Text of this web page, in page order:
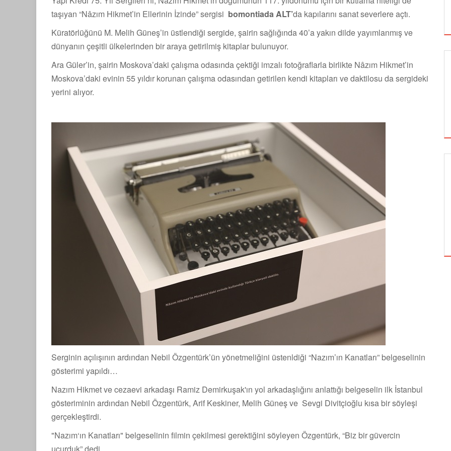
taşıyan “Nâzım Hikmet’in Ellerinin İzinde” sergisi bomontiada ALT’da kapılarını sanat severlere açtı.
Küratörlüğünü M. Melih Güneş’in üstlendiği sergide, şairin sağlığında 40’a yakın dilde yayımlanmış ve
dünyanın çeşitli ülkelerinden bir araya getirilmiş kitaplar bulunuyor.
Ara Güler’in, şairin Moskova’daki çalışma odasında çektiği imzalı fotoğraflarla birlikte Nâzım Hikmet’in
Moskova’daki evinin 55 yıldır korunan çalışma odasından getirilen kendi kitapları ve daktilosu da sergideki
yerini alıyor.
Serginin açılışının ardından Nebil Özgentürk’ün yönetmeliğini üstenldiği “Nazım’ın Kanatları” belgeselinin
gösterimi yapıldı…
Nazım Hikmet ve cezaevi arkadaşı Ramiz Demirkuşak'ın yol arkadaşlığını anlattığı belgeselin ilk İstanbul
gösteriminin ardından Nebil Özgentürk, Arif Keskiner, Melih Güneş ve Sevgi Divitçioğlu kısa bir söyleşi
gerçekleştirdi.
"Nazım‘ın Kanatları" belgeselinin filmin çekilmesi gerektiğini söyleyen Özgentürk, “Biz bir güvercin
ALTIN KOZA'NIN ONUR ÖDÜLLERİ FERZAN
ÖZPETEK VE VAHİDE PERÇİN'İN